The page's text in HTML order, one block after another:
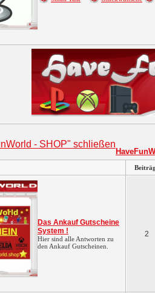
Das Ankauf Gutscheine
System !
Hier sind alle Antworten zu
den Ankauf Gutscheinen.
2